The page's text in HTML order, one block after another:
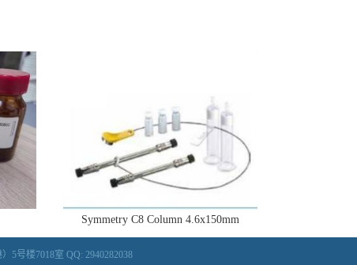
Symmetry C8 Column 4.6x150mm
5号楼7018室 QQ: 2940282038